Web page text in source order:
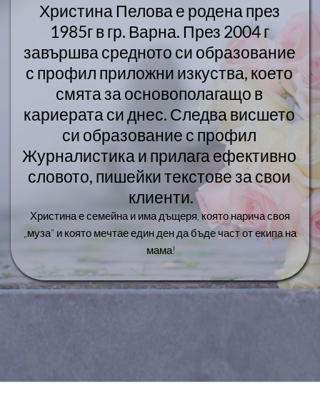
Христина Пелова е родена през
1985г в гр. Варна. През 2004 г
завършва средното си образование
с профил приложни изкуства, което
смята за основополагащо в
кариерата си днес. Следва висшето
си образование с профил
Журналистика и прилага ефективно
словото, пишейки текстове за свои
клиенти.
Христина е семейна и има дъщеря, която нарича своя
„муза“ и която мечтае един ден да бъде част от екипа на
мама!